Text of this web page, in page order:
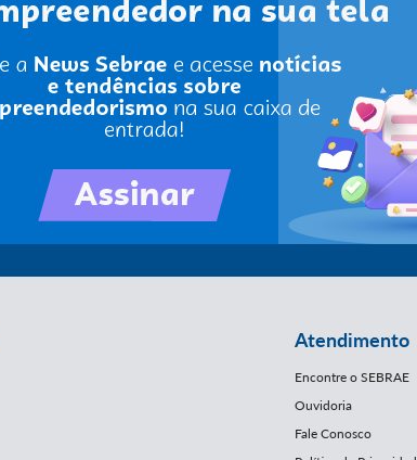
Atendimento
Encontre o SEBRAE
Ouvidoria
Fale Conosco